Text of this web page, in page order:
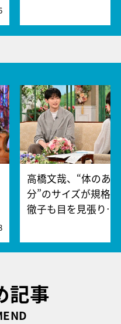
高橋文哉、“体のあ
分”のサイズが規格
徹子も目を見張り…
記事